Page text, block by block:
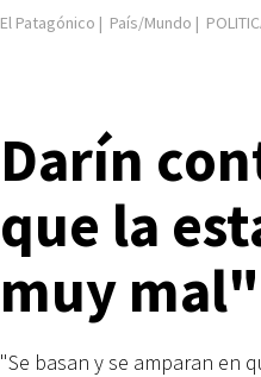
El Patagónico | País/Mundo |
Darín
que la
muy mal"
"Se basan y se amparan en